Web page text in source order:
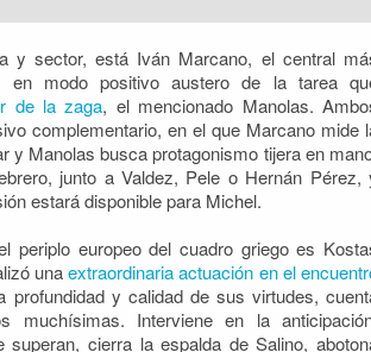
y sector, está Iván Marcano, el central
en modo positivo austero de la tarea
de la zaga, el mencionado Manolas.
complementario, en el que Marcano mide
y Manolas busca protagonismo tijera en
junto a Valdez, Pele o Hernán Pérez,
estará disponible para Michel.
periplo europeo del cuadro griego es
unaextraordinaria actuación en el
profundidad y calidad de sus virtudes,
muchísimas. Interviene en la
superan, cierra la espalda de Salino,